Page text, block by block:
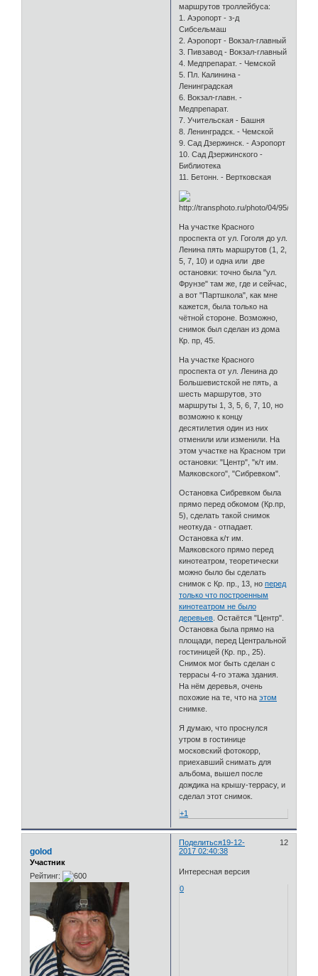
маршрутов троллейбуса:
1. Аэропорт - з-д
Сибсельмаш
2. Аэропорт - Вокзал-главный
3. Пивзавод - Вокзал-главный
4. Медпрепарат. - Чемской
5. Пл. Калинина -
Ленинградская
6. Вокзал-главн. -
Медпрепарат.
7. Учительская - Башня
8. Ленинградск. - Чемской
9. Сад Дзержинск. - Аэропорт
10. Сад Дзержинского -
Библиотека
11. Бетонн. - Вертковская
На участке Красного
проспекта от ул. Гоголя до ул.
Ленина пять маршрутов (1, 2,
5, 7, 10) и одна или две
остановки: точно была "ул.
Фрунзе" там же, где и сейчас,
а вот "Партшкола", как мне
кажется, была только на
чётной стороне. Возможно,
снимок был сделан из дома
Кр. пр, 45.
На участке Красного
проспекта от ул. Ленина до
Большевистской не пять, а
шесть маршрутов, это
маршруты 1, 3, 5, 6, 7, 10, но
возможно к концу
десятилетия один из них
отменили или изменили. На
этом участке на Красном три
остановки: "Центр", "к/т им.
Маяковского", "Сибревком".
Остановка Сибревком была
прямо перед обкомом (Кр.пр,
5), сделать такой снимок
неоткуда - отпадает.
Остановка к/т им.
Маяковского прямо перед
кинотеатром, теоретически
можно было бы сделать
снимок с Кр. пр., 13, ноперед
только что построенным
кинотеатром не было
деревьев . Остаётся "Центр".
Остановка была прямо на
площади, перед Центральной
гостиницей (Кр. пр., 25).
Снимок мог быть сделан с
террасы 4-го этажа здания.
На нём деревья, очень
похожие на те, что наэтом
снимке.
Я думаю, что проснулся
утром в гостинице
московский фотокорр,
приехавший снимать для
альбома, вышел после
дождика на крышу-террасу, и
сделал этот снимок.
+1
Поделиться 12
19-12-
2017 02:40:38
golod
Участник
Рейтинг:
Интересная версия
0